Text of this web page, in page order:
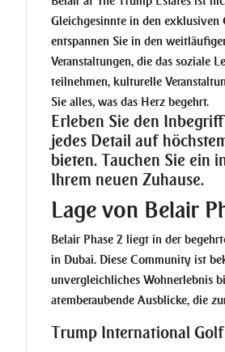
Gleichgesinnte in den exklusiven
entspannen Sie in den
Veranstaltungen, die das soziale
teilnehmen, kulturelle
Sie alles, was das Herz begehrt.
Erleben Sie den
jedes Detail auf
bieten. Tauchen Sie ein
Ihrem neuen Zuhause.
Lage von Belair
Belair Phase 2 liegt in der
in Dubai. Diese Community ist
unvergleichliches Wohnerlebnis
atemberaubende Ausblicke, die
Trump International